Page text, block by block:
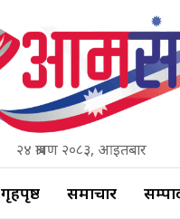
२४ श्रावण २०८३, आइतबार
गृहपृष्ठ समाचार